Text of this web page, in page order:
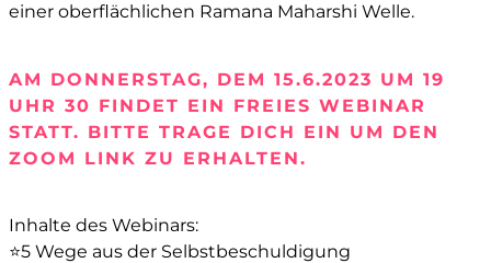
einer oberflächlichen Ramana Maharshi Welle.
AM DONNERSTAG, DEM 15.6.2023 UM 19
UHR 30 FINDET EIN FREIES WEBINAR
STATT. BITTE TRAGE DICH EIN UM DEN
ZOOM LINK ZU ERHALTEN.
Inhalte des Webinars:
⭐️5 Wege aus der Selbstbeschuldigung